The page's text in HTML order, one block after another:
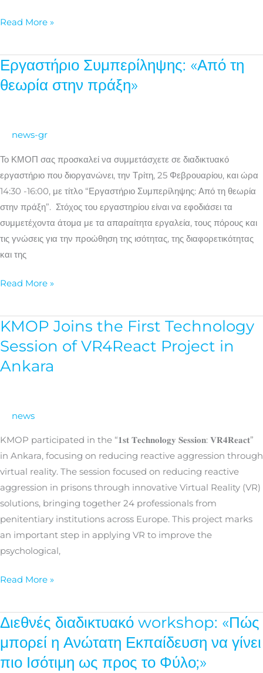
Read More »
Εργαστήριο Συμπερίληψης: «Από τη
θεωρία στην πράξη»
news-gr
Το ΚΜΟΠ σας προσκαλεί να συμμετάσχετε σε διαδικτυακό
εργαστήριο που διοργανώνει, την Τρίτη, 25 Φεβρουαρίου, και ώρα
14:30 -16:00, με τίτλο “Εργαστήριο Συμπερίληψης: Από τη θεωρία
στην πράξη”. Στόχος του εργαστηρίου είναι να εφοδιάσει τα
συμμετέχοντα άτομα με τα απαραίτητα εργαλεία, τους πόρους και
τις γνώσεις για την προώθηση της ισότητας, της διαφορετικότητας
και της
Εργαστήριο
Συμπερίληψης:
«Από
στην
πράξη»
Read More »
KMOP Joins the First Technology
Session of VR4React Project in
Ankara
news
KMOP participated in the “𝟏𝐬𝐭 𝐓𝐞𝐜𝐡𝐧𝐨𝐥𝐨𝐠𝐲 𝐒𝐞𝐬𝐬𝐢𝐨𝐧: 𝐕𝐑𝟒𝐑𝐞𝐚𝐜𝐭”
in Ankara, focusing on reducing reactive aggression through
virtual reality. The session focused on reducing reactive
aggression in prisons through innovative Virtual Reality (VR)
solutions, bringing together 24 professionals from
penitentiary institutions across Europe. This project marks
an important step in applying VR to improve the
psychological,
KMOP
Joins
the
First
VR4React
Project
in
Read More »
Διεθνές διαδικτυακό workshop: «Πώς
μπορεί η Ανώτατη Εκπαίδευση να γίνει
πιο Ισότιμη ως προς το Φύλο;»
Διεθνές
διαδικτυακό
workshop:
«Πώς